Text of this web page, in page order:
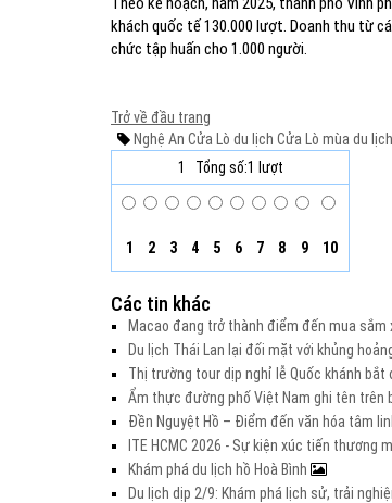
khách quốc tế 130.000 lượt. Doanh thu từ
chức tập huấn cho 1.000 người.
Trở về đầu trang
Nghệ An Cửa Lò du lịch Cửa Lò mùa du lịch
1
Tổng số:1 lượt
1 2 3 4 5 6 7 8 9 10
Các tin khác
Macao đang trở thành điểm đến mua sắm
Du lịch Thái Lan lại đối mặt với khủng
Thị trường tour dịp nghỉ lễ Quốc khánh bắt
Ẩm thực đường phố Việt Nam ghi tên trên
Đền Nguyệt Hồ – Điểm đến văn hóa tâm
ITE HCMC 2026 - Sự kiện xúc tiến thương
Khám phá du lịch hồ Hoà Bình
Du lịch dịp 2/9: Khám phá lịch sử, trải